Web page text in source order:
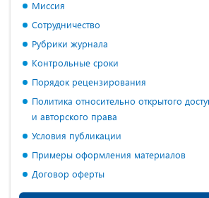
Миссия
Сотрудничество
Рубрики журнала
Контрольные сроки
Порядок рецензирования
Политика относительно открытого
и авторского права
Условия публикации
Примеры оформления материалов
Договор оферты